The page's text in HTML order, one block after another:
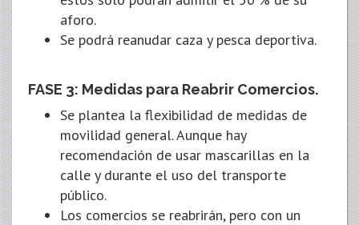
aforo.
Se podrá reanudar caza y pesca deportiva.
FASE 3: Medidas para Reabrir Comercios.
Se plantea la flexibilidad de medidas de
movilidad general. Aunque hay
recomendación de usar mascarillas en la
calle y durante el uso del transporte
público.
Los comercios se reabrirán, pero con un